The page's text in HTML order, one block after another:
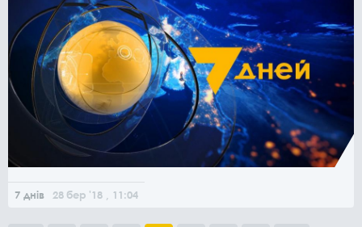
7 днів 28 бер '18 , 11:04